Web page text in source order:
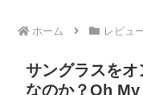
ホーム レビュ
サングラスを
なのか？Oh